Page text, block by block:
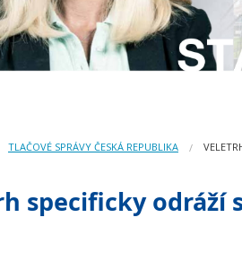
TLAČOVÉ SPRÁVY ČESKÁ REPUBLIKA
specificky odráží